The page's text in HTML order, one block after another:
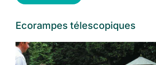
Ecorampes télescopiques